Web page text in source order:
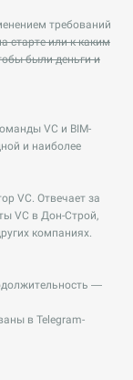
требований
старте или к каким
были деньги и
VC и BIM-
и наиболее
VC. Отвечает за
VC в Дон-Строй,
компаниях.
—
в Telegram-